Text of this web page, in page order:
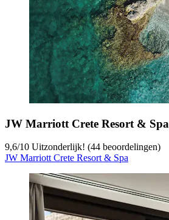
JW Marriott Crete Resort & Spa
9,6/10 Uitzonderlijk! (44 beoordelingen)
JW Marriott Crete Resort & Spa